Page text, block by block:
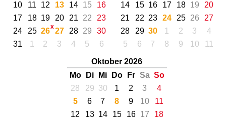
10
11 12 13 14 15
16
17
18 19 20 21 22
23
24
25 26 27 28 29
30
31
1 2 3 4 5 6
14
15 16 17 18 19
20
21
22 23 24 25 26
27
28
29 30 1 2 3
4
5
6 7 8 9 10 11
Oktober 2026
Mo
Di Mi Do Fr Sa So
28
29 30 1 2 3
4
5
6 7 8 9 10
11
12
13 14 15 16 17
18